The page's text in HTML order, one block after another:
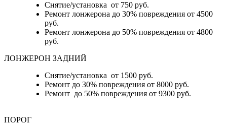
Снятие/установка от 750 руб.
Ремонт лонжерона до 30% повреждения от 4500
руб.
Ремонт лонжерона до 50% повреждения от 4800
руб.
ЛОНЖЕРОН ЗАДНИЙ
Снятие/установка от 1500 руб.
Ремонт до 30% повреждения от 8000 руб.
Ремонт до 50% повреждения от 9300 руб.
ПОРОГ